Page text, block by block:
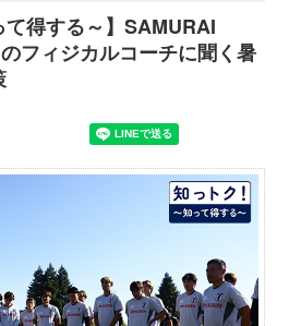
て得する～】SAMURAI
フィジカルコーチに聞く暑